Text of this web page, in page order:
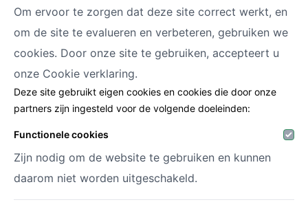
Decofora
Haenhoutstraat 147
9070 Destelbergen
info@decofora.com
Om ervoor te zorgen dat deze site correct werkt, en
om de site te evalueren en verbeteren, gebruiken we
cookies. Door onze site te gebruiken, accepteert u
onze Cookie verklaring.
Deze site gebruikt eigen cookies en cookies die door onze
partners zijn ingesteld voor de volgende doeleinden:
Functionele cookies
Zijn nodig om de website te gebruiken en kunnen
daarom niet worden uitgeschakeld.